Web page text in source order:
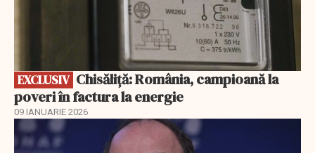
EXCLUSIV
poveri în factura la energie
09 IANUARIE 2026